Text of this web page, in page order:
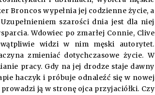
Broncos wypełnia jej codzienne życie, a
szarości dnia jest dla niej
Wdowiec po zmarłej Connie, Clive
widzi w nim męski autorytet.
zmieniać dotychczasowe życie. W
pracy. Gdy na jej drodze staje dawny
haczyk i próbuje odnaleźć się w nowej
ją w stronę ojca przyjaciółki. Czy